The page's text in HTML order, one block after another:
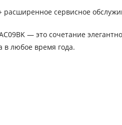
расширенное сервисное
— это сочетание
в любое время года.